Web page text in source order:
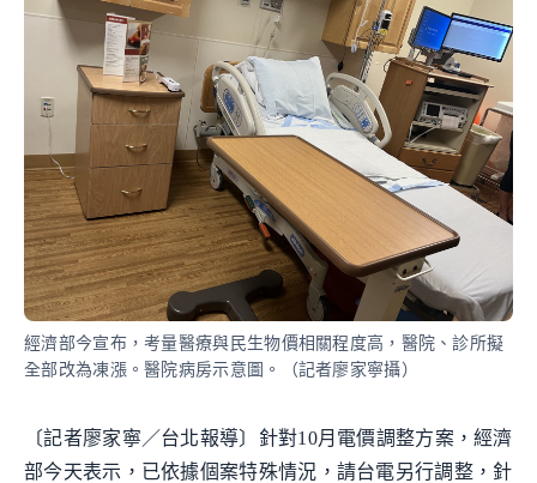
經濟部今宣布，考量醫療與民生物價相關程度高，醫院、診所擬
全部改為凍漲。醫院病房示意圖。（記者廖家寧攝）
〔記者廖家寧／台北報導〕針對10月電價調整方案，經濟
部今天表示，已依據個案特殊情況，請台電另行調整，針